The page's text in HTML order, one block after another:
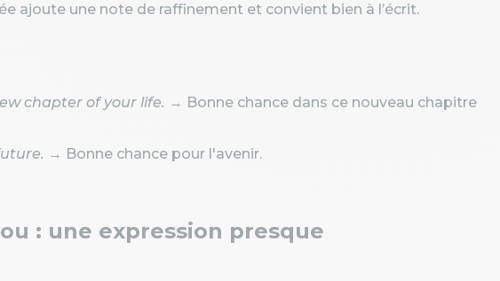
ajoute une note de raffinement et convient bien à l’écrit.
chapter of your life. → Bonne chance dans ce nouveau chapitre
→ Bonne chance pour l'avenir.
: une expression presque